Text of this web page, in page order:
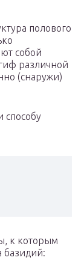
полового
собой
различной
(снаружи)
к которым
базидий: